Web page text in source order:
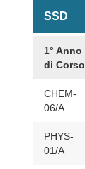
SSD
1° Anno
di Corso
CHEM-
06/A
PHYS-
01/A